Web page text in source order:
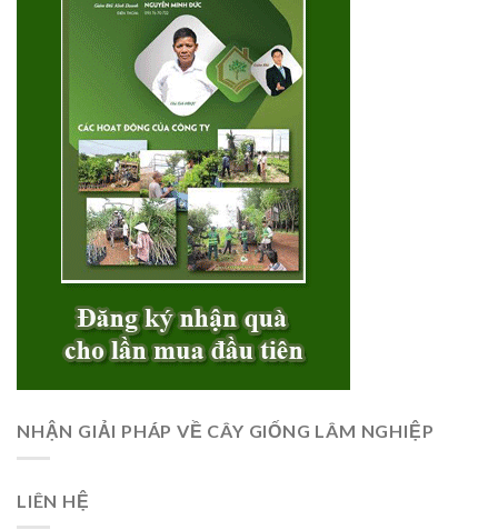
NHẬN GIẢI PHÁP VỀ CÂY GIỐNG LÂM NGHIỆP
LIÊN HỆ